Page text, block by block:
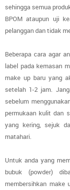
sehingga semua
BPOM ataupun uji
pelanggan dan tidak
Beberapa cara agar
label pada kemasan
make up baru yang
setelah 1-2 jam.
sebelum
permukaan kulit dan
yang kering, sejuk
matahari.
Untuk anda yang
bubuk (powder)
membersihkan make